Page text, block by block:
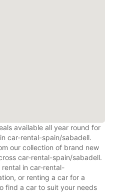
available all year round for
car-rental-spain/sabadell.
our collection of brand new
car-rental-spain/sabadell.
in car-rental-
or renting a car for a
find a car to suit your needs